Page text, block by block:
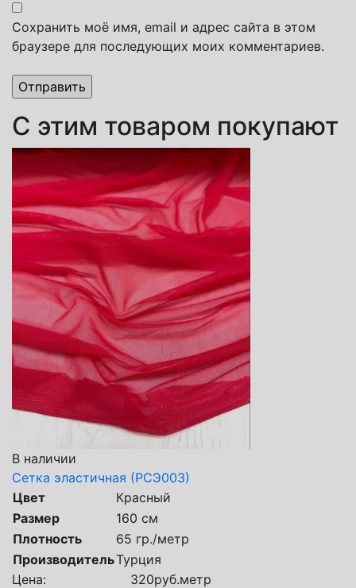
Сохранить моё имя, email и адрес сайта в этом
браузере для последующих моих комментариев.
С этим товаром покупают
В наличии
Сетка эластичная (РСЭ003)
Цвет
Красный
Размер
160 см
Плотность
65 гр./метр
ПроизводительТурция
Цена:
320руб.метр